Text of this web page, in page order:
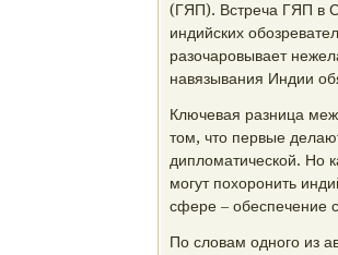
(ГЯП). Встреча ГЯП в
индийских
разочаровывает
навязывания Индии
Ключевая разница
том, что первые
дипломатической. Но
могут похоронить
сфере – обеспечение
По словам одного из